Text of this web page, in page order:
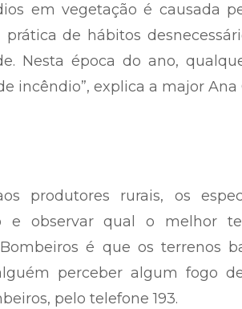
em vegetação é causada
de hábitos
Nesta época do ano,
incêndio”, explica a major Ana
produtores rurais, os
observar qual o melhor
é que os terrenos
perceber algum fogo
pelo telefone 193.